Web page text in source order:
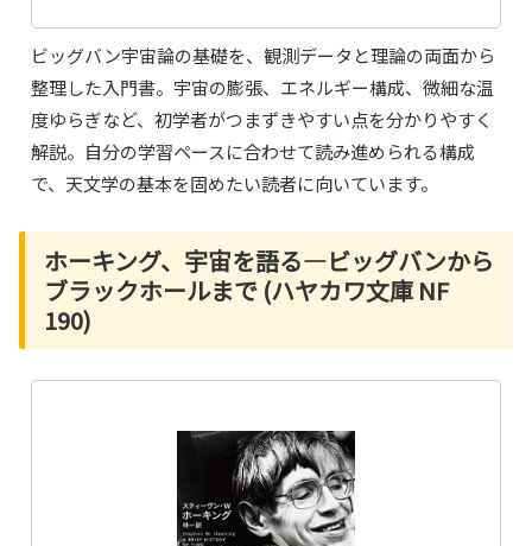
ビッグバン宇宙論の基礎を、観測データと理論の両面から
整理した入門書。宇宙の膨張、エネルギー構成、微細な温
度ゆらぎなど、初学者がつまずきやすい点を分かりやすく
解説。自分の学習ペースに合わせて読み進められる構成
で、天文学の基本を固めたい読者に向いています。
ホーキング、宇宙を語る―ビッグバンから
ブラックホールまで (ハヤカワ文庫 NF
190)